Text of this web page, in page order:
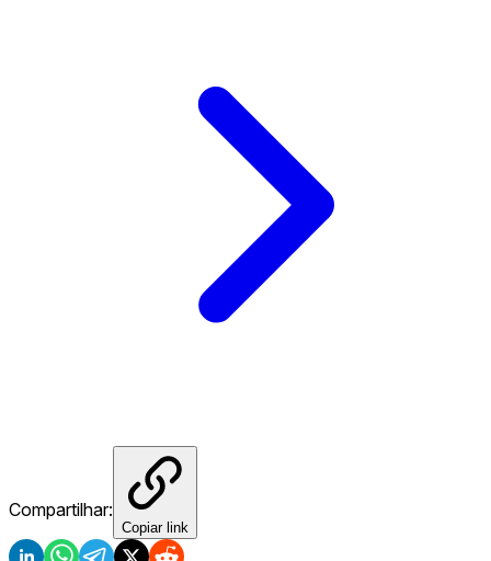
Compartilhar:
Copiar link